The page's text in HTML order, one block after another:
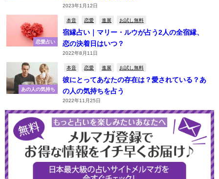
2023年1月12日
恋愛占い
本音 恋愛 進展 お試し無料
宿縁占い｜マリー・ルウが占う2人の全宿縁、
恋の決着日はいつ？
2022年8月11日
あの人の気持ち
本音 恋愛 進展 お試し無料
彼にとってあなたの存在は？愛されている？あ
の人の気持ちを占う
2022年11月25日